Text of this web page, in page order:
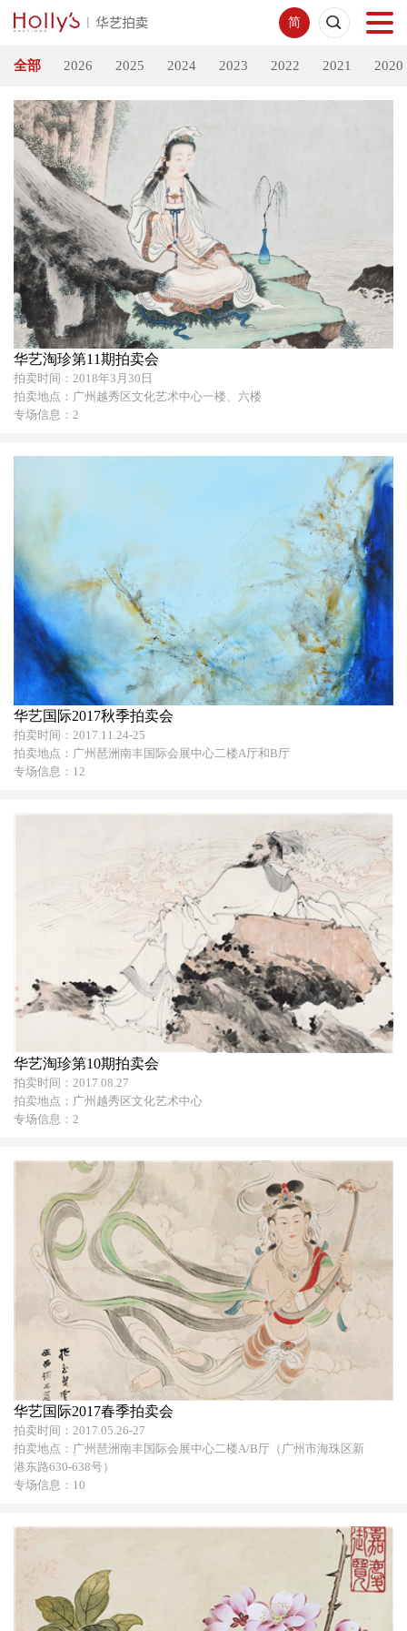
简
首页
拍卖预展
线下拍卖
网络拍卖
服务指南
新闻中心
关于我们
全部 2026 2025 2024 2023 2022 2021 2020
华艺淘珍第11期拍卖会
拍卖时间：2018年3月30日
拍卖地点：广州越秀区文化艺术中心一楼、六楼
专场信息：2
华艺国际2017秋季拍卖会
拍卖时间：2017.11.24-25
拍卖地点：广州琶洲南丰国际会展中心二楼A厅和B厅
专场信息：12
华艺淘珍第10期拍卖会
拍卖时间：2017.08.27
拍卖地点：广州越秀区文化艺术中心
专场信息：2
华艺国际2017春季拍卖会
拍卖时间：2017.05.26-27
拍卖地点：广州琶洲南丰国际会展中心二楼A/B厅（广州市海珠区新
港东路630-638号）
专场信息：10